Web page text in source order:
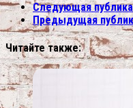
Следующая
Предыдущая
Читайте также: